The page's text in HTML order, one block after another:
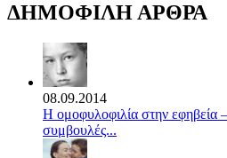
ΔΗΜΟΦΙΛΗ ΑΡΘΡΑ
08.09.2014
Η ομοφυλοφιλία στην εφηβεία
συμβουλές...